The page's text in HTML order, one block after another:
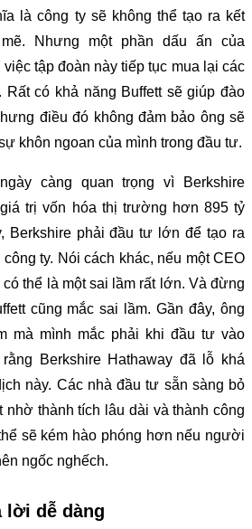
là công ty sẽ không thể tạo ra kết
Nhưng một phần dấu ấn của
tập đoàn này tiếp tục mua lại các
có khả năng Buffett sẽ giúp đào
điều đó không đảm bảo ông sẽ
khôn ngoan của mình trong đầu tư.
càng quan trọng vì Berkshire
trị vốn hóa thị trường hơn 895 tỷ
Berkshire phải đầu tư lớn để tạo ra
ty. Nói cách khác, nếu một CEO
thể là một sai lầm rất lớn. Và đừng
cũng mắc sai lầm. Gần đây, ông
mà mình mắc phải khi đầu tư vào
Berkshire Hathaway đã lỗ khá
này. Các nhà đầu tư sẵn sàng bỏ
nhờ thành tích lâu dài và thành công
sẽ kém hào phóng hơn nếu người
ngốc nghếch.
lời dễ dàng